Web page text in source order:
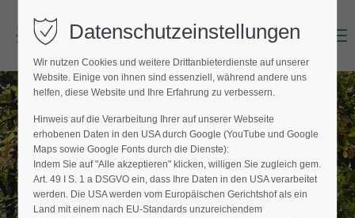
Login
Benutzername (E-Mailadresse)
Passwort
Menu
BAUMPFLEGER FINDEN
Hier finden Sie den Fachbetrieb in Ihrer
Nähe
Datenschutzeinstellungen
Wir nutzen Cookies und weitere Drittanbieterdienste auf unserer
Website. Einige von ihnen sind essenziell, während andere uns
helfen, diese Website und Ihre Erfahrung zu verbessern.
Hinweis auf die Verarbeitung Ihrer auf unserer Webseite
erhobenen Daten in den USA durch Google (YouTube und Google
Maps sowie Google Fonts durch die Dienste):
Indem Sie auf "Alle akzeptieren" klicken, willigen Sie zugleich gem.
Art. 49 I S. 1 a DSGVO ein, dass Ihre Daten in den USA verarbeitet
werden. Die USA werden vom Europäischen Gerichtshof als ein
Land mit einem nach EU-Standards unzureichendem